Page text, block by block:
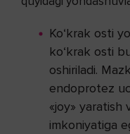
Ko‘krak osti
ko‘krak osti
oshiriladi.
endoprotez
«joy» yaratish
imkoniyatiga